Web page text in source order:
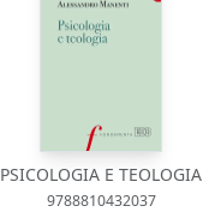
PSICOLOGIA E TEOLOGIA
9788810432037